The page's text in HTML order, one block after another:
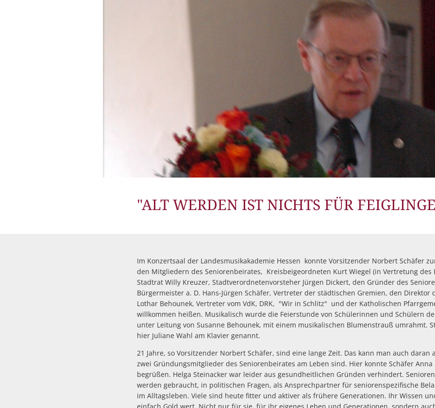
"ALT WERDEN IST NICHTS FÜR
Im Konzertsaal der Landesmusikakademie Hessen konnte Vorsitzender Norbert Schäfer
den Mitgliedern des Seniorenbeirates, Kreisbeigeordneten Kurt Wiegel (in Vertretung des
Stadtrat Willy Kreuzer, Stadtverordnetenvorsteher Jürgen Dickert, den Gründer des
Bürgermeister a. D. Hans-Jürgen Schäfer, Vertreter der städtischen Gremien, den
Lothar Behounek, Vertreter vom VdK, DRK, "Wir in Schlitz" und der Katholischen
willkommen heißen. Musikalisch wurde die Feierstunde von Schülerinnen und Schülern
unter Leitung von Susanne Behounek, mit einem musikalischen Blumenstrauß umrahmt.
hier Juliane Wahl am Klavier genannt.
21 Jahre, so Vorsitzender Norbert Schäfer, sind eine lange Zeit. Das kann man auch daran
zwei Gründungsmitglieder des Seniorenbeirates am Leben sind. Hier konnte Schäfer
begrüßen. Helga Steinacker war leider aus gesundheitlichen Gründen verhindert.
werden gebraucht, in politischen Fragen, als Ansprechpartner für seniorenspezifische
im Alltagsleben. Viele sind heute fitter und aktiver als frühere Generationen. Ihr Wissen